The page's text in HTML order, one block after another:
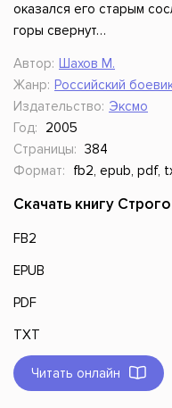
оказался его старым
горы свернут…
Автор: Шахов М.
Жанр: Российский
Издательство: Эксмо
Год:
2005
Страницы: 384
Формат:
fb2, epub, pdf,
Скачать книгу
FB2
EPUB
PDF
TXT
Читать онлайн